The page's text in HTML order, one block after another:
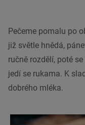
Pečeme pomalu po
již světle hnědá,
ručně rozdělí, poté
jedí se rukama. K
dobrého mléka.